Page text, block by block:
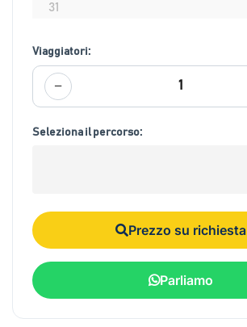
31
Viaggiatori:
− 1
Seleziona il percorso:
Prezzo su richiesta
Parliamo